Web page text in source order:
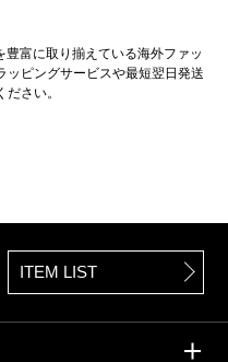
富に取り揃えている海外ファッ
ッピングサービスや最短翌日発送
さい。
ITEM LIST